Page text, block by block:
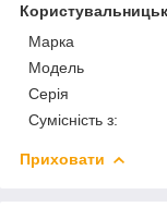
Марка
Модель
Серія
Сумісність з:
Приховати